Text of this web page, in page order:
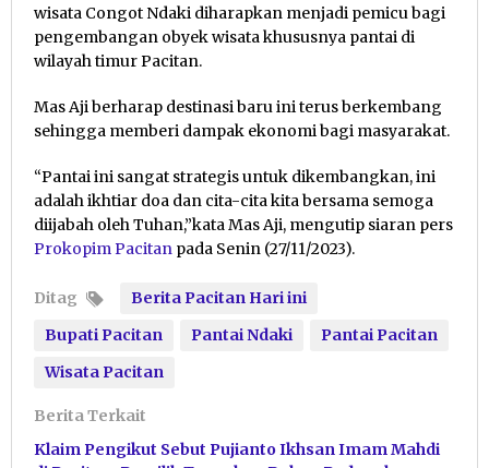
wisata Congot Ndaki diharapkan menjadi pemicu bagi
pengembangan obyek wisata khususnya pantai di
wilayah timur Pacitan.
Mas Aji berharap destinasi baru ini terus berkembang
sehingga memberi dampak ekonomi bagi masyarakat.
“Pantai ini sangat strategis untuk dikembangkan, ini
adalah ikhtiar doa dan cita-cita kita bersama semoga
diijabah oleh Tuhan,”kata Mas Aji, mengutip siaran pers
Prokopim Pacitan pada Senin (27/11/2023).
Ditag
Berita Pacitan Hari ini
Bupati Pacitan
Pantai Ndaki
Pantai Pacitan
Wisata Pacitan
Berita Terkait
Klaim Pengikut Sebut Pujianto Ikhsan Imam Mahdi